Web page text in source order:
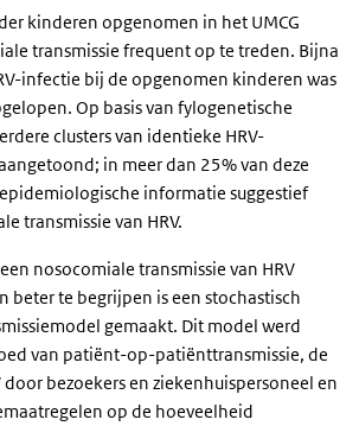
kinderen opgenomen in het UMCG
transmissie frequent op te treden. Bijna
infectie bij de opgenomen kinderen was
Op basis van fylogenetische
clusters van identieke HRV-
in meer dan 25% van deze
informatie suggestief
transmissie van HRV.
nosocomiale transmissie van HRV
beter te begrijpen is een stochastisch
gemaakt. Dit model werd
van patiënt-op-patiënttransmissie, de
bezoekers en ziekenhuispersoneel en
op de hoeveelheid